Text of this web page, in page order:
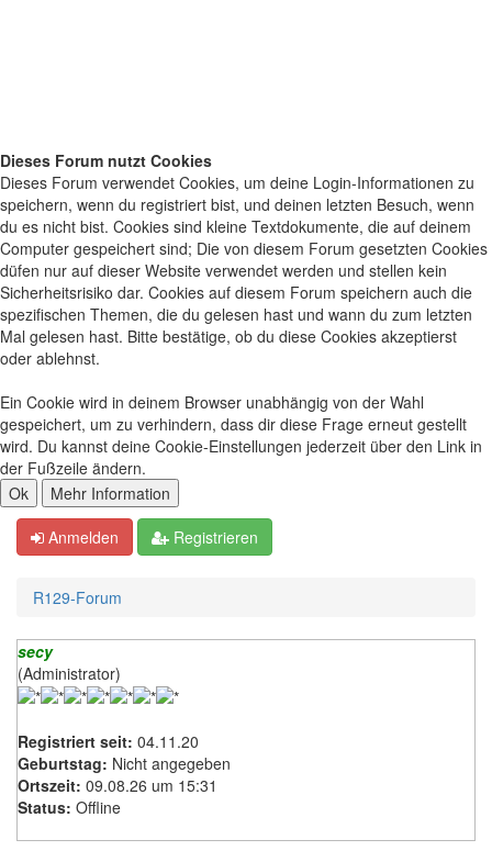
Dieses Forum nutzt Cookies
Dieses Forum verwendet Cookies, um deine Login-Informationen zu
speichern, wenn du registriert bist, und deinen letzten Besuch, wenn
du es nicht bist. Cookies sind kleine Textdokumente, die auf deinem
Computer gespeichert sind; Die von diesem Forum gesetzten Cookies
düfen nur auf dieser Website verwendet werden und stellen kein
Sicherheitsrisiko dar. Cookies auf diesem Forum speichern auch die
spezifischen Themen, die du gelesen hast und wann du zum letzten
Mal gelesen hast. Bitte bestätige, ob du diese Cookies akzeptierst
oder ablehnst.
Ein Cookie wird in deinem Browser unabhängig von der Wahl
gespeichert, um zu verhindern, dass dir diese Frage erneut gestellt
wird. Du kannst deine Cookie-Einstellungen jederzeit über den Link in
der Fußzeile ändern.
Anmelden Registrieren
R129-Forum
secy
(Administrator)
Registriert seit: 04.11.20
Geburtstag: Nicht angegeben
Ortszeit: 09.08.26 um 15:31
Status: Offline